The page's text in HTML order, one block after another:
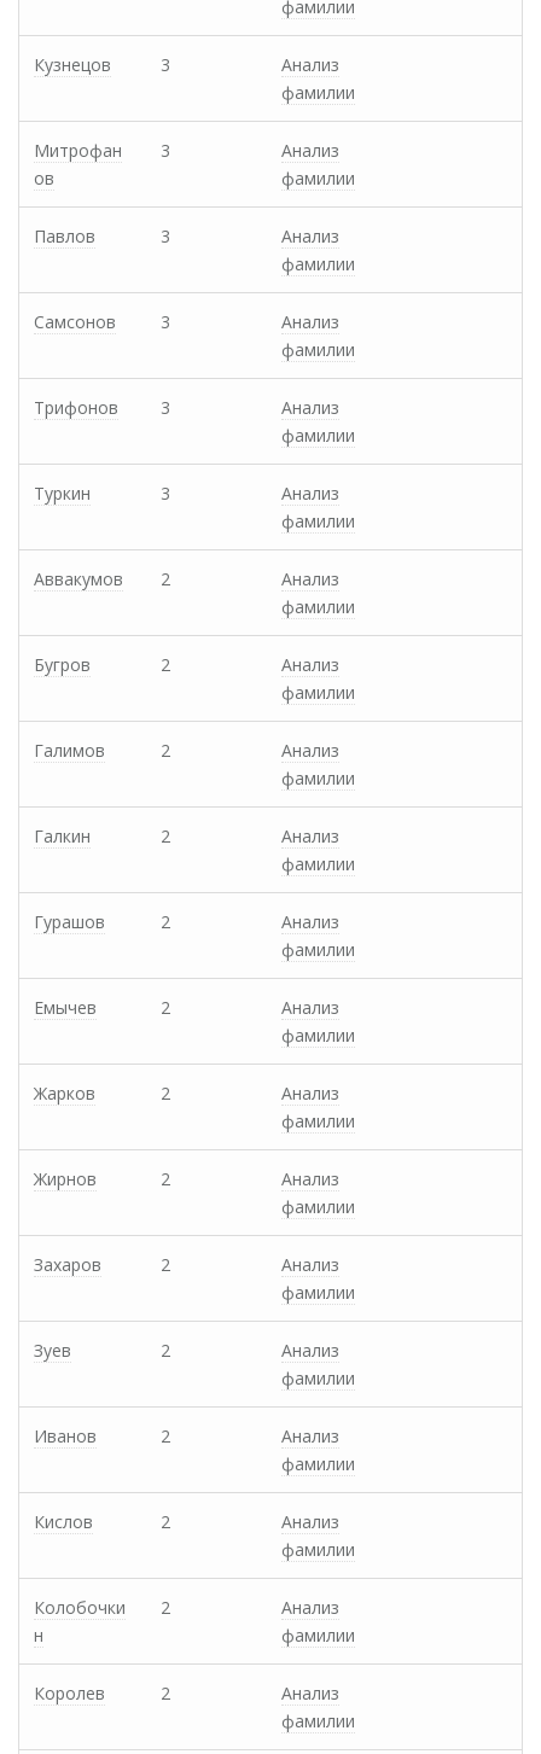
фамилии
Кузнецов 3
Анализ
фамилии
Митрофан
ов
3
Анализ
фамилии
Павлов 3
Анализ
фамилии
Самсонов 3
Анализ
фамилии
Трифонов 3
Анализ
фамилии
Туркин 3
Анализ
фамилии
Аввакумов 2
Анализ
фамилии
Бугров 2
Анализ
фамилии
Галимов 2
Анализ
фамилии
Галкин 2
Анализ
фамилии
Гурашов 2
Анализ
фамилии
Емычев 2
Анализ
фамилии
Жарков 2
Анализ
фамилии
Жирнов 2
Анализ
фамилии
Захаров 2
Анализ
фамилии
Зуев 2
Анализ
фамилии
Иванов 2
Анализ
фамилии
Кислов 2
Анализ
фамилии
Колобочки
н
2
Анализ
фамилии
Королев 2
Анализ
фамилии